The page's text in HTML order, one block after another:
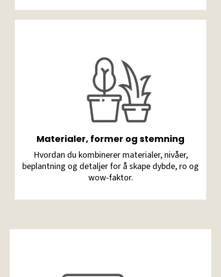
Materialer, former og stemning
Hvordan du kombinerer materialer, nivåer,
beplantning og detaljer for å skape dybde, ro og
wow-faktor.